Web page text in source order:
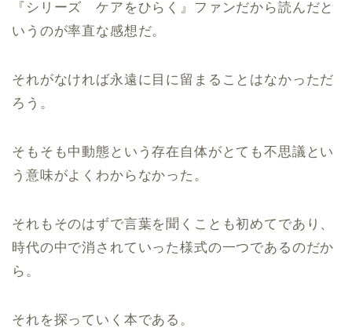
『シリーズ ケアをひらく』ファンだから読んだと
いうのが率直な感想だ。
それがなければ永遠に目に留まることはなかっただ
ろう。
そもそも中動態という存在自体がとても不思議とい
う意味がよくわからなかった。
それもそのはずで言葉を聞くことも初めてであり、
時代の中で消されていった様式の一つであるのだか
ら。
それを探っていく本である。